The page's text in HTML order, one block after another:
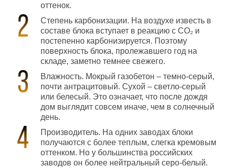
оттенок.
Степень карбонизации. На воздухе известь в
составе блока вступает в реакцию с CO₂ и
постепенно карбонизируется. Поэтому
поверхность блока, пролежавшего год на
складе, заметно темнее свежего.
Влажность. Мокрый газобетон – темно-серый,
почти антрацитовый. Сухой – светло-серый
или белесый. Это означает, что после дождя
дом выглядит совсем иначе, чем в солнечный
день.
Производитель. На одних заводах блоки
получаются с более теплым, слегка кремовым
оттенком. Но у большинства российских
заводов он более нейтральный серо-белый.